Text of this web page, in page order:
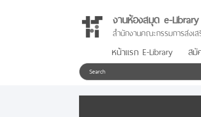
งานห้องสมุด e-Library
สำนักงานคณะกรรมการส่งเ
หน้าแรก E-Library สมั